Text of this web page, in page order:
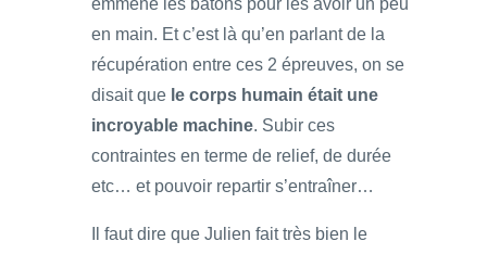
emmène les bâtons pour les avoir un peu
en main. Et c’est là qu’en parlant de la
récupération entre ces 2 épreuves, on se
disait que le corps humain était une
incroyable machine. Subir ces
contraintes en terme de relief, de durée
etc… et pouvoir repartir s’entraîner…
Il faut dire que Julien fait très bien le